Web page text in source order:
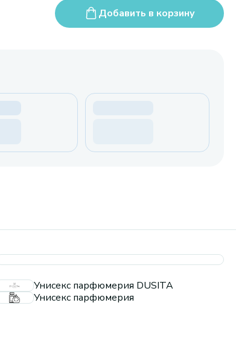
Добавить в корзину
Унисекс парфюмерия DUSITA
Унисекс парфюмерия